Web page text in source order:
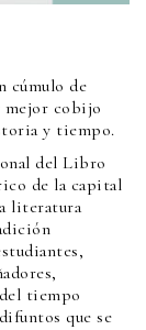
cúmulo de
mejor cobijo
y tiempo.
del Libro
de la capital
literatura
tiempo
que se